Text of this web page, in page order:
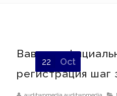
Вавада
регистрация шаг
22 Oct